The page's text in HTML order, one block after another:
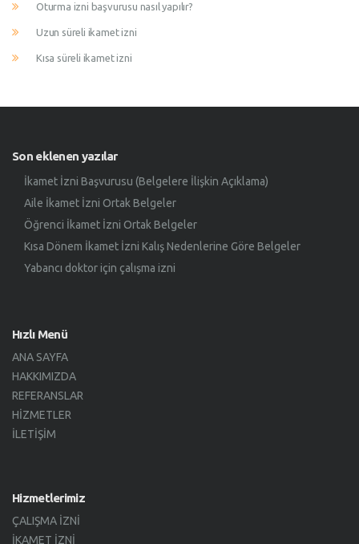
Oturma izni başvurusu nasıl yapılır?
Uzun süreli ikamet izni
Kısa süreli ikamet izni
Son eklenen yazılar
İkamet İzni Başvurusu (Belgelere İlişkin Açıklama)
Aile İkamet İzni Ortak Belgeler
Öğrenci İkamet İzni Ortak Belgeler
Kısa Dönem İkamet İzni Kalış Nedenlerine Göre Belgeler
Yabancı doktor için çalışma izni
Hızlı Menü
ANA SAYFA
HAKKIMIZDA
REFERANSLAR
HIZMETLER
İLETIŞIM
Hizmetlerimiz
ÇALIŞMA İZNI
İKAMET İZNI